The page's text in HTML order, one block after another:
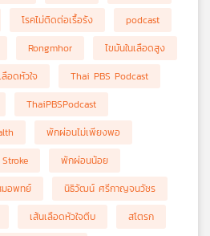
โรคไม่ติดต่อเรื้อรัง
podcast
Rongmhor
ไขมันในเลือดสูง
อดหัวใจ
Thai PBS Podcast
ThaiPBSPodcast
พักผ่อนไม่เพียงพอ
Stroke
พักผ่อนน้อย
อพทย์
นิธิวัฒน์ ศรีกาญจนวัชร
เส้นเลือดหัวใจตีบ
สโตรก